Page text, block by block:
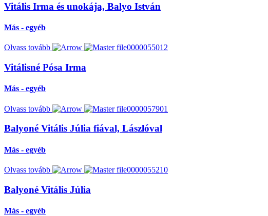
Vitális Irma és unokája, Balyo István
Más - egyéb
Olvass tovább
Vitálisné Pósa Irma
Más - egyéb
Olvass tovább
Balyoné Vitális Júlia fiával, Lászlóval
Más - egyéb
Olvass tovább
Balyoné Vitális Júlia
Más - egyéb